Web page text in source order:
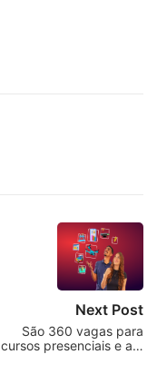
Next Post
São 360 vagas para
cursos presenciais e a…